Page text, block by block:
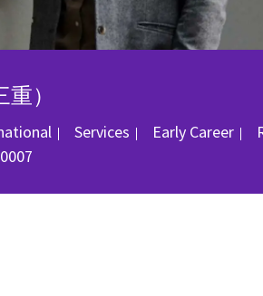
）
Category
Services Early Career